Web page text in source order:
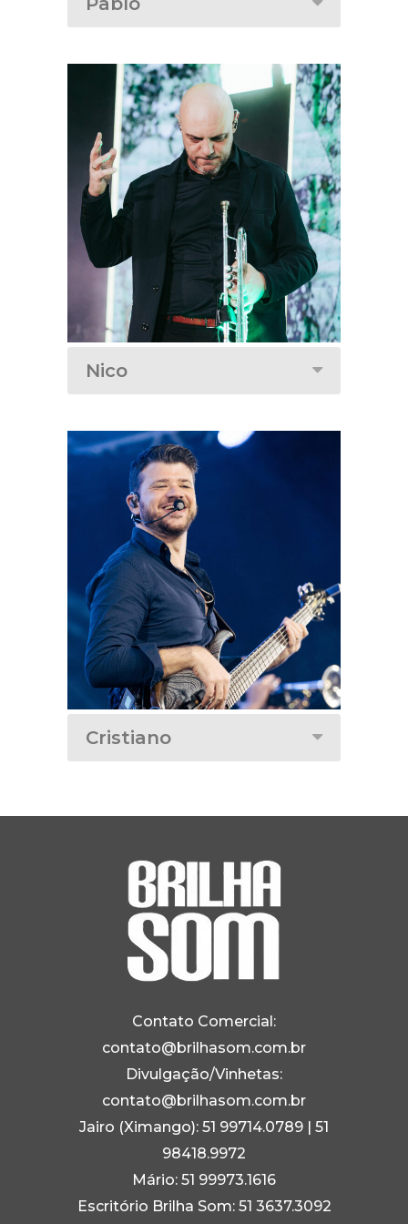
Nico
Cristiano
Contato Comercial:
contato@brilhasom.com.br
Divulgação/Vinhetas:
contato@brilhasom.com.br
Jairo (Ximango): 51 99714.0789 | 51
98418.9972
Mário: 51 99973.1616
Escritório Brilha Som: 51 3637.3092